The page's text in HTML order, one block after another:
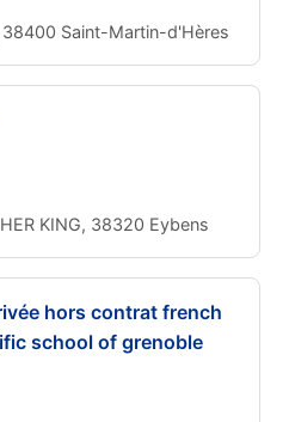
38400 Saint-Martin-d'Hères
KING, 38320 Eybens
hors contrat french
school of grenoble